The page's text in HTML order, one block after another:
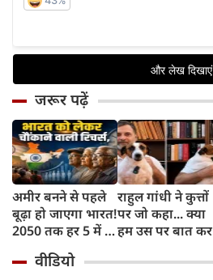
जरूर पढ़ें
अमीर बनने से पहले
बूढ़ा हो जाएगा भारत!
2050 तक हर 5 में 1
साल से ज्यादा उम्र का
राहुल गांधी ने कुत्तों
पर जो कहा... क्या
हम उस पर बात कर
वीडियो